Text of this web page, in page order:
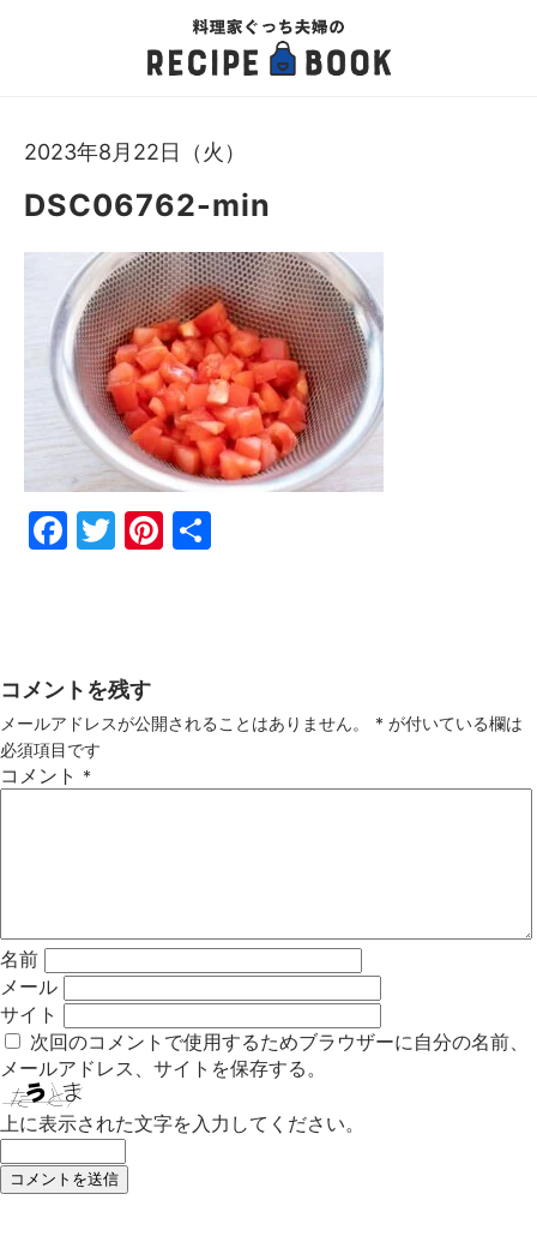
2023年8月22日（火）
DSC06762-min
Fac
Twi
Pin
コメントを残す
メールアドレスが公開されることはありません。 * が付いている欄は
必須項目です
コメント *
名前
メール
サイト
次回のコメントで使用するためブラウザーに自分の名前、
メールアドレス、サイトを保存する。
上に表示された文字を入力してください。